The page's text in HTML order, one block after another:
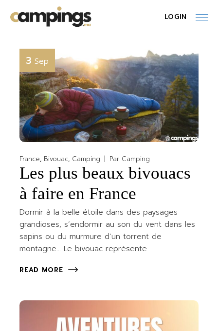
the
content
LOGIN
3 Sep
France Bivouac Camping Par Camping
Les plus beaux bivouacs
à faire en France
Dormir à la belle étoile dans des paysages
grandioses, s’endormir au son du vent dans les
sapins ou du murmure d’un torrent de
montagne… Le bivouac représente
READ MORE